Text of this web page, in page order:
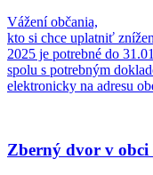
Vážení občania,
kto si chce uplatniť
2025 je potrebné do
spolu s potrebným
elektronicky na adresu
Zberný dvor v obci